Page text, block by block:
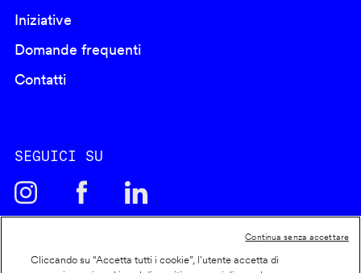
Iniziative
Domande frequenti
Contatti
SEGUICI SU
Cliccando su “Accetta tutti i cookie”, l'utente accetta di
Continua senza accettare